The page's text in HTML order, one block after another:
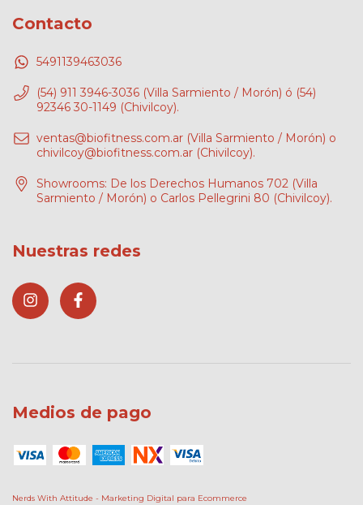
Contacto
5491139463036
(54) 911 3946-3036 (Villa Sarmiento / Morón) ó (54)
92346 30-1149 (Chivilcoy).
ventas@biofitness.com.ar (Villa Sarmiento / Morón) o
chivilcoy@biofitness.com.ar (Chivilcoy).
Showrooms: De los Derechos Humanos 702 (Villa
Sarmiento / Morón) o Carlos Pellegrini 80 (Chivilcoy).
Nuestras redes
Medios de pago
Nerds With Attitude - Marketing Digital para Ecommerce